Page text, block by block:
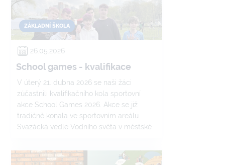
ZÁKLADNÍ ŠKOLA
26.05.2026
School games - kvalifikace
V úterý 21. dubna 2026 se naši žáci
zúčastnili kvalifikačního kola sportovní
akce School Games 2026. Akce se již
tradičně konala ve sportovním areálu
Svazácká vedle Vodního světa v městské